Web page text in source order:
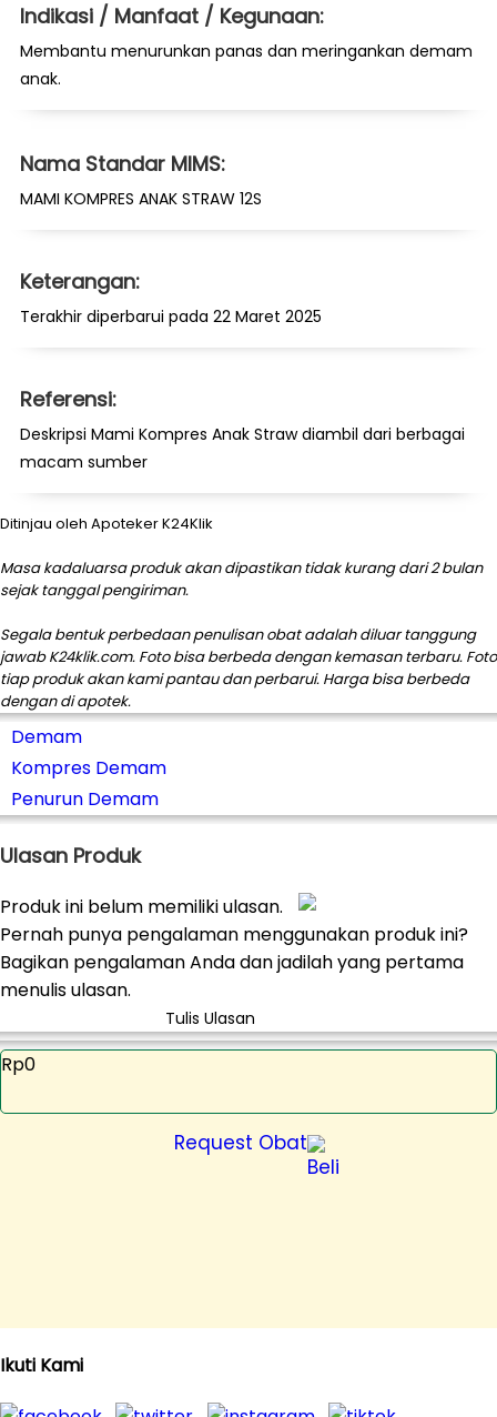
Indikasi / Manfaat / Kegunaan:
Membantu menurunkan panas dan meringankan demam
anak.
Nama Standar MIMS:
MAMI KOMPRES ANAK STRAW 12S
Keterangan:
Terakhir diperbarui pada 22 Maret 2025
Referensi:
Deskripsi Mami Kompres Anak Straw diambil dari berbagai
macam sumber
Ditinjau oleh Apoteker K24Klik
Masa kadaluarsa produk akan dipastikan tidak kurang dari 2 bulan
sejak tanggal pengiriman.
Segala bentuk perbedaan penulisan obat adalah diluar tanggung
jawab K24klik.com. Foto bisa berbeda dengan kemasan terbaru. Foto
tiap produk akan kami pantau dan perbarui. Harga bisa berbeda
dengan di apotek.
Demam
Kompres Demam
Penurun Demam
Ulasan Produk
Produk ini belum memiliki ulasan.
Pernah punya pengalaman menggunakan produk ini?
Bagikan pengalaman Anda dan jadilah yang pertama
menulis ulasan.
Tulis Ulasan
Rp0
Request Obat
Ikuti Kami